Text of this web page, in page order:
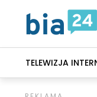
TELEWIZJA